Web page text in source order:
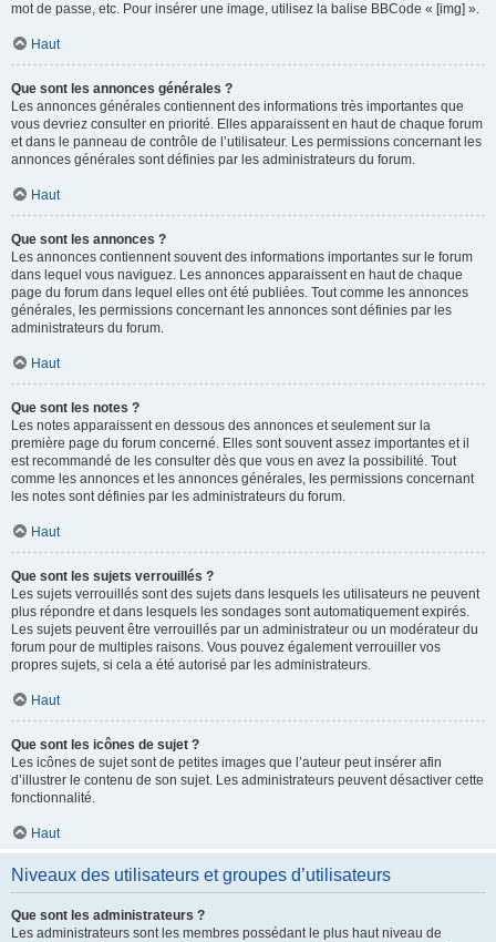
mot de passe, etc. Pour insérer une image, utilisez la balise BBCode « [img] ».
Haut
Que sont les annonces générales ?
Les annonces générales contiennent des informations très importantes que
vous devriez consulter en priorité. Elles apparaissent en haut de chaque forum
et dans le panneau de contrôle de l’utilisateur. Les permissions concernant les
annonces générales sont définies par les administrateurs du forum.
Haut
Que sont les annonces ?
Les annonces contiennent souvent des informations importantes sur le forum
dans lequel vous naviguez. Les annonces apparaissent en haut de chaque
page du forum dans lequel elles ont été publiées. Tout comme les annonces
générales, les permissions concernant les annonces sont définies par les
administrateurs du forum.
Haut
Que sont les notes ?
Les notes apparaissent en dessous des annonces et seulement sur la
première page du forum concerné. Elles sont souvent assez importantes et il
est recommandé de les consulter dès que vous en avez la possibilité. Tout
comme les annonces et les annonces générales, les permissions concernant
les notes sont définies par les administrateurs du forum.
Haut
Que sont les sujets verrouillés ?
Les sujets verrouillés sont des sujets dans lesquels les utilisateurs ne peuvent
plus répondre et dans lesquels les sondages sont automatiquement expirés.
Les sujets peuvent être verrouillés par un administrateur ou un modérateur du
forum pour de multiples raisons. Vous pouvez également verrouiller vos
propres sujets, si cela a été autorisé par les administrateurs.
Haut
Que sont les icônes de sujet ?
Les icônes de sujet sont de petites images que l’auteur peut insérer afin
d’illustrer le contenu de son sujet. Les administrateurs peuvent désactiver cette
fonctionnalité.
Haut
Niveaux des utilisateurs et groupes d’utilisateurs
Que sont les administrateurs ?
Les administrateurs sont les membres possédant le plus haut niveau de